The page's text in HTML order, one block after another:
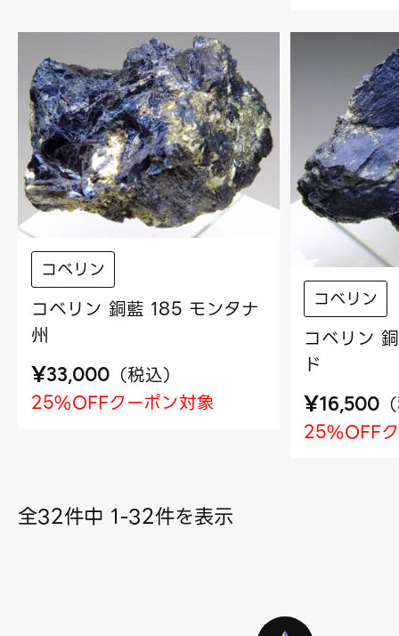
コベリン
コベリン 銅藍 185 モンタナ
州
¥33,000 （税込）
25%OFFクーポン対象
コベリン
コベリン
ド
¥16,500 （
25%OFF
全32件中 1-32件を表示